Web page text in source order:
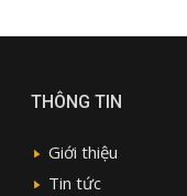
THÔNG TIN
Giới thiệu
Tin tức